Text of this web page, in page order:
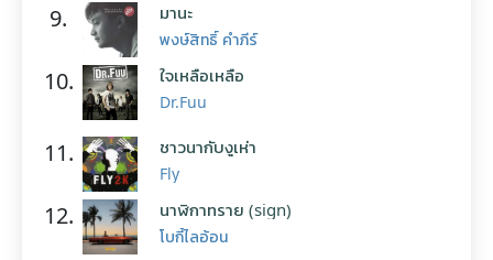
9. มานะ
พงษ์สิทธิ์ คำภีร์
10. ใจเหลือเหลือ
Dr.Fuu
11. ชาวนากับงูเห่า
Fly
12. นาฬิกาทราย (sign)
โบกี้ไลอ้อน